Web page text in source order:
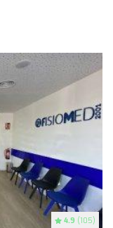
4.9 (105)